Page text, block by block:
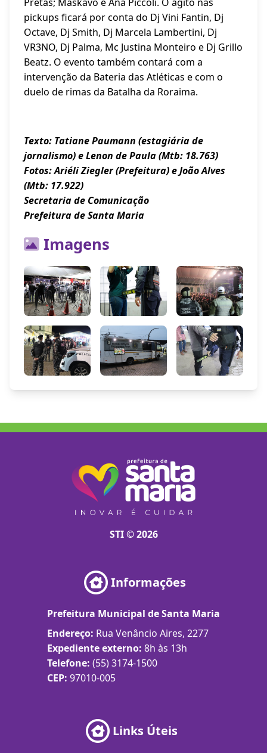
pickups ficará por conta do Dj Vini Fantin, Dj
Octave, Dj Smith, Dj Marcela Lambertini, Dj
VR3NO, Dj Palma, Mc Justina Monteiro e Dj Grillo
Beatz. O evento também contará com a
intervenção da Bateria das Atléticas e com o
duelo de rimas da Batalha da Roraima.
Texto: Tatiane Paumann (estagiária de
jornalismo) e Lenon de Paula (Mtb: 18.763)
Fotos: Ariéli Ziegler (Prefeitura) e João Alves
(Mtb: 17.922)
Secretaria de Comunicação
Prefeitura de Santa Maria
Imagens
STI © 2026
Informações
Prefeitura Municipal de Santa Maria
Endereço: Rua Venâncio Aires, 2277
Expediente externo: 8h às 13h
Telefone: (55) 3174-1500
CEP: 97010-005
Links Úteis